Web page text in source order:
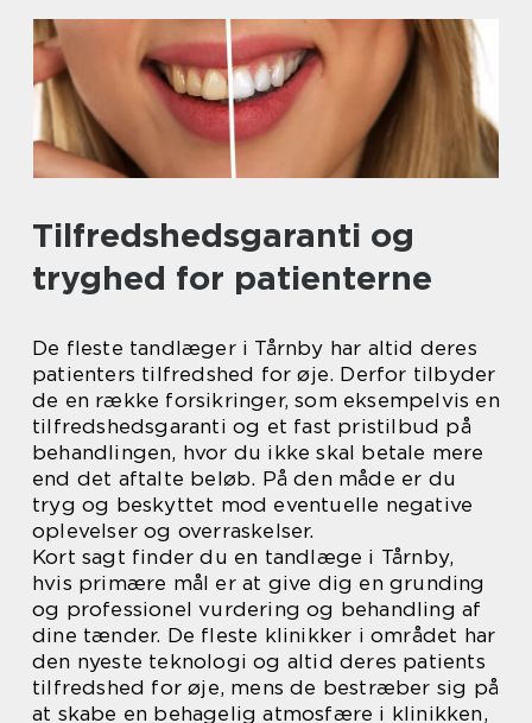
Tilfredshedsgaranti og
tryghed for patienterne
De fleste tandlæger i Tårnby har altid deres
patienters tilfredshed for øje. Derfor tilbyder
de en række forsikringer, som eksempelvis en
tilfredshedsgaranti og et fast pristilbud på
behandlingen, hvor du ikke skal betale mere
end det aftalte beløb. På den måde er du
tryg og beskyttet mod eventuelle negative
oplevelser og overraskelser.
Kort sagt finder du en tandlæge i Tårnby,
hvis primære mål er at give dig en grunding
og professionel vurdering og behandling af
dine tænder. De fleste klinikker i området har
den nyeste teknologi og altid deres patients
tilfredshed for øje, mens de bestræber sig på
at skabe en behagelig atmosfære i klinikken,